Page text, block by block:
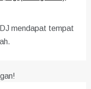
mendapat tempat